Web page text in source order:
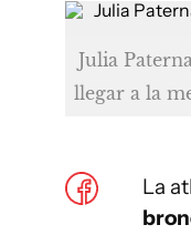
Julia
llegar a la
La